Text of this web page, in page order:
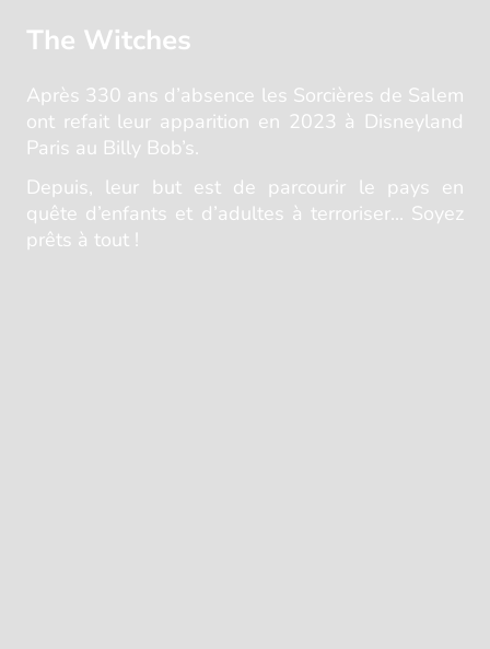
The Witches
Après 330 ans d’absence les Sorcières de Salem
ont refait leur apparition en 2023 à Disneyland
Paris au Billy Bob’s.
Depuis, leur but est de parcourir le pays en
quête d’enfants et d’adultes à terroriser... Soyez
prêts à tout !